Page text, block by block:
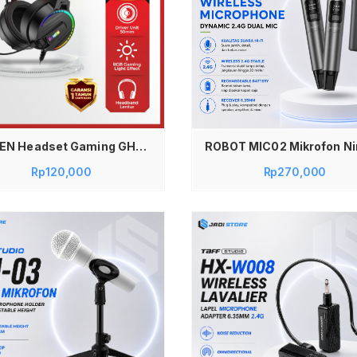
GAMEN Headset Gaming GH200 Driver 50mm 3D Surround Sound USB AUX 3.5mm Soft Headband Mikrofon 360 Derajat Mic Jernih Headphone Laptop PC Game Audio Presisi Kualitas Bass Mantap Garansi 1 Tahun Jadi Store Lamongan
Rp120,000
Tambah ke keranjang
Rp270,000